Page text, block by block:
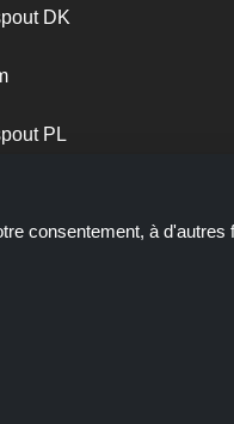
DK
PL
consentement, à d'autres